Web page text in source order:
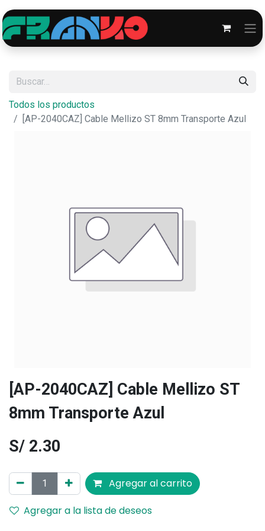
Todos los productos
[AP-2040CAZ] Cable Mellizo ST 8mm Transporte Azul
[AP-2040CAZ] Cable Mellizo ST
8mm Transporte Azul
S/ 2.30
Agregar al carrito
Agregar a la lista de deseos